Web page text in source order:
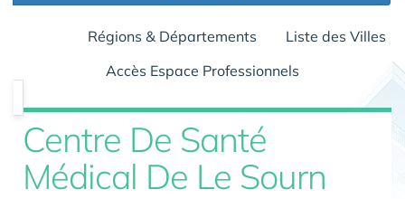
Régions & Départements
Liste des Villes
Accès Espace Professionnels
Centre De Santé
Médical De Le Sourn